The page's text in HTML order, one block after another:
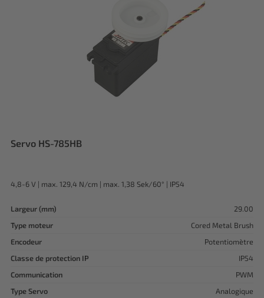
Servo HS-785HB
4,8-6 V | max. 129,4 N/cm | max. 1,38 Sek/60° | IP54
Largeur (mm)
29.00
Type moteur
Cored Metal Brush
Encodeur
Potentiomètre
Classe de protection IP
IP54
Communication
PWM
Type Servo
Analogique